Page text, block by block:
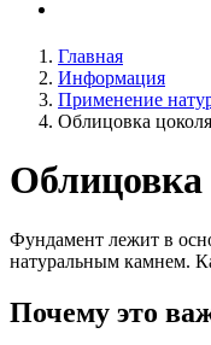
Главная
Информация
Применение
Облицовка
Фундамент лежит в
натуральным камнем.
Почему это